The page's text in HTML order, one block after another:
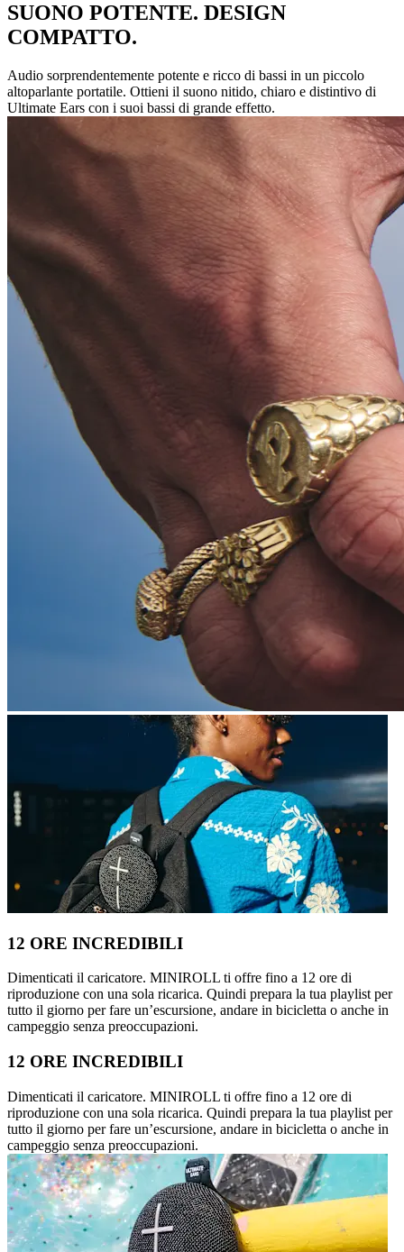
SUONO POTENTE. DESIGN
COMPATTO.
Audio sorprendentemente potente e ricco di bassi in un piccolo
altoparlante portatile. Ottieni il suono nitido, chiaro e distintivo di
Ultimate Ears con i suoi bassi di grande effetto.
12 ORE INCREDIBILI
Dimenticati il caricatore. MINIROLL ti offre fino a 12 ore di
riproduzione con una sola ricarica. Quindi prepara la tua playlist per
tutto il giorno per fare un’escursione, andare in bicicletta o anche in
campeggio senza preoccupazioni.
12 ORE INCREDIBILI
Dimenticati il caricatore. MINIROLL ti offre fino a 12 ore di
riproduzione con una sola ricarica. Quindi prepara la tua playlist per
tutto il giorno per fare un’escursione, andare in bicicletta o anche in
campeggio senza preoccupazioni.